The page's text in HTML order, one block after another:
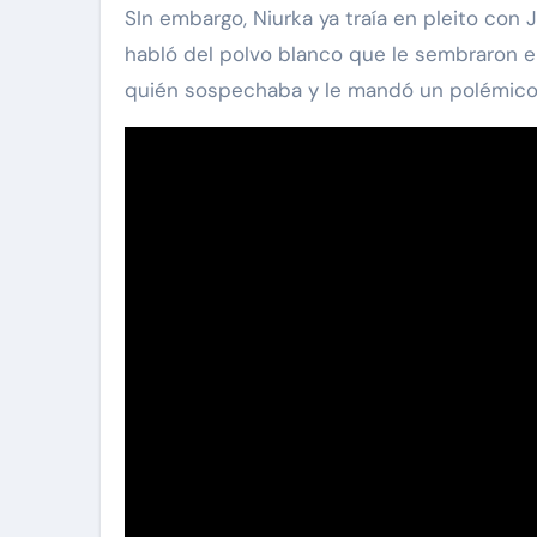
SIn embargo, Niurka ya traía en pleito con
habló del polvo blanco que le sembraron
quién sospechaba y le mandó un